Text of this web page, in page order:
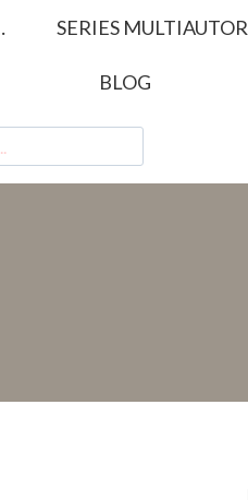
SERIES MULTIAUTOR
BLOG